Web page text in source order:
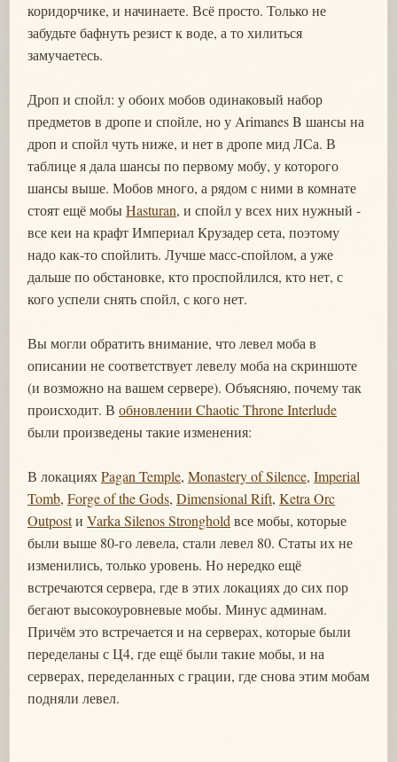
коридорчике, и начинаете. Всё просто. Только не
забудьте бафнуть резист к воде, а то хилиться
замучаетесь.
Дроп и спойл: у обоих мобов одинаковый набор
предметов в дропе и спойле, но у Arimanes B шансы на
дроп и спойл чуть ниже, и нет в дропе мид ЛСа. В
таблице я дала шансы по первому мобу, у которого
шансы выше. Мобов много, а рядом с ними в комнате
стоят ещё мобыHasturan, и спойл у всех них нужный -
все кеи на крафт Империал Крузадер сета, поэтому
надо как-то спойлить. Лучше масс-спойлом, а уже
дальше по обстановке, кто проспойлился, кто нет, с
кого успели снять спойл, с кого нет.
Вы могли обратить внимание, что левел моба в
описании не соответствует левелу моба на скриншоте
(и возможно на вашем сервере). Объясняю, почему так
происходит. В обновлении Chaotic Throne Interlude
были произведены такие изменения:
В локацияхPagan Temple, Monastery of Silence, Imperial
Tomb, Forge of the Gods, Dimensional Rift, Ketra Orc
Outpostи Varka Silenos Stronghold все мобы, которые
были выше 80-го левела, стали левел 80. Статы их не
изменились, только уровень. Но нередко ещё
встречаются сервера, где в этих локациях до сих пор
бегают высокоуровневые мобы. Минус админам.
Причём это встречается и на серверах, которые были
переделаны с Ц4, где ещё были такие мобы, и на
серверах, переделанных с грации, где снова этим мобам
подняли левел.